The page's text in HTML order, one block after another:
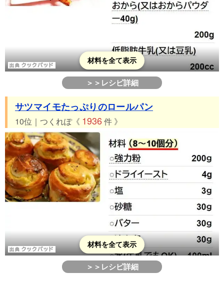
材料を全て表示
＞＞レシピ詳細
サツマイモたっぷりのロールパン
10位｜つくれぽ《 1936件 》
材料を全て表示
＞＞レシピ詳細